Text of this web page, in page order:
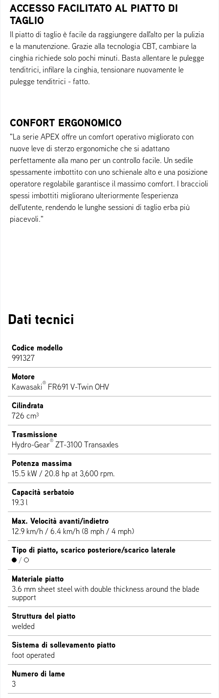
ACCESSO FACILITATO AL PIATTO DI
TAGLIO
Il piatto di taglio è facile da raggiungere dall'alto per la pulizia
e la manutenzione. Grazie alla tecnologia CBT, cambiare la
cinghia richiede solo pochi minuti. Basta allentare le pulegge
tenditrici, infilare la cinghia, tensionare nuovamente le
pulegge tenditrici - fatto.
CONFORT ERGONOMICO
"La serie APEX offre un comfort operativo migliorato con
nuove leve di sterzo ergonomiche che si adattano
perfettamente alla mano per un controllo facile. Un sedile
spessamente imbottito con uno schienale alto e una posizione
operatore regolabile garantisce il massimo comfort. I braccioli
spessi imbottiti migliorano ulteriormente l'esperienza
dell'utente, rendendo le lunghe sessioni di taglio erba più
piacevoli."
Dati tecnici
Codice modello
991327
Motore
Kawasaki® FR691 V-Twin OHV
Cilindrata
726 cm³
Trasmissione
Hydro-Gear® ZT-3100 Transaxles
Potenza massima
15.5 kW / 20.8 hp at 3,600 rpm.
Capacità serbatoio
19.3 l
Max. Velocità avanti/indietro
12.9 km/h / 6.4 km/h (8 mph / 4 mph)
Tipo di piatto, scarico posteriore/scarico laterale
/
Materiale piatto
3.6 mm sheet steel with double thickness around the blade
support
Struttura del piatto
welded
Sistema di sollevamento piatto
foot operated
Numero di lame
3